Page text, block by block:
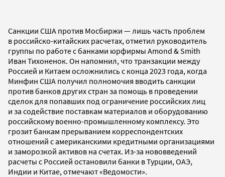
Санкции США против Мосбиржи — лишь часть проблем
в российско-китайских расчетах, отметил руководитель
группы по работе с банками юрфирмы Amond & Smith
Иван Тихоненок. Он напомнил, что транзакции между
Россией и Китаем осложнились с конца 2023 года, когда
Минфин США получил полномочия вводить санкции
против банков других стран за помощь в проведении
сделок для попавших под ограничение российских лиц
и за содействие поставкам материалов и оборудованию
российскому военно-промышленному комплексу. Это
грозит банкам прерыванием корреспондентских
отношений с американскими кредитными организациями
и заморозкой активов на счетах. Из-за нововведений
расчеты с Россией остановили банки в Турции, ОАЭ,
Индии и Китае, отмечают «Ведомости».